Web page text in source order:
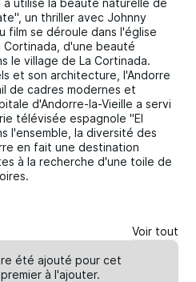
a utilisé la beauté naturelle de
un thriller avec Johnny
film se déroule dans l'église
Cortinada, d'une beauté
le village de La Cortinada.
et son architecture, l'Andorre
de cadres modernes et
d'Andorre-la-Vieille a servi
télévisée espagnole "El
l'ensemble, la diversité des
en fait une destination
à la recherche d'une toile de
Voir tout
été ajouté pour cet
àl'ajouter.